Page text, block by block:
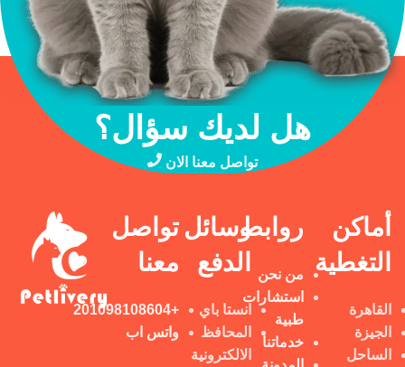
هل لديك سؤال؟
تواصل معنا الان
أماكن
التغطية
القاهرة
الجيزة
الساحل
روابط
من نحن
استشارات
طبية
خدماتنا
وسائل
الدفع
انستا باي
المحافظ
الالكترونية
تواصل
معنا
+201098108604
واتس اب